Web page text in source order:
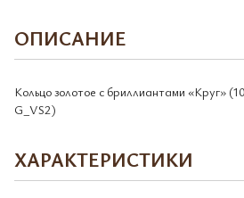
ОПИСАНИЕ
Кольцо золотое с бриллиантами «Круг»
G_VS2)
ХАРАКТЕРИСТИКИ